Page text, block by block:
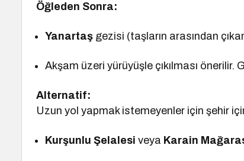
Öğleden Sonra:
Yanartaş gezisi (taşların arasından
Akşam üzeri yürüyüşle çıkılması önerilir.
Alternatif:
Uzun yol yapmak istemeyenler için şehir
Kurşunlu Şelalesi veya Karain